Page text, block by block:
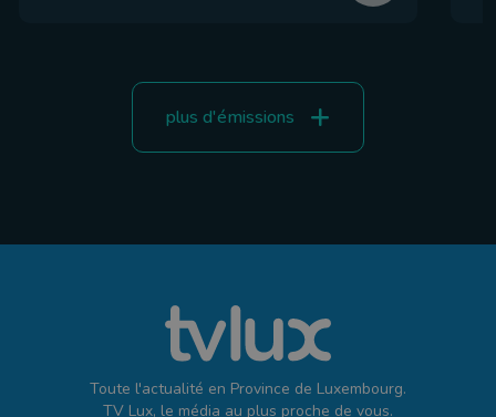
plus d'émissions
Toute l'actualité en Province de Luxembourg.
TV Lux, le média au plus proche de vous.